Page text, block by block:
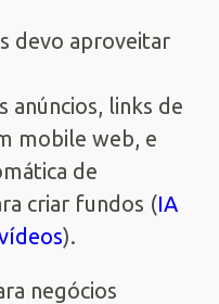
devo aproveitar
anúncios, links de
mobile web, e
de
criar fundos (IA
).
negócios